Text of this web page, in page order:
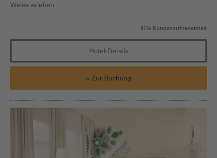
Weise erleben.
91% Kundenzufriedenheit
Hotel-Details
Zur Buchung